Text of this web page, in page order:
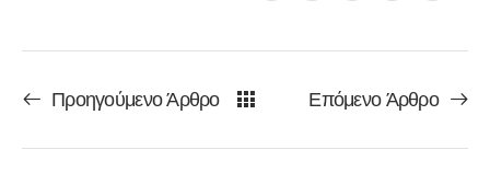
Προηγούμενο Άρθρο Επόμενο Άρθρο